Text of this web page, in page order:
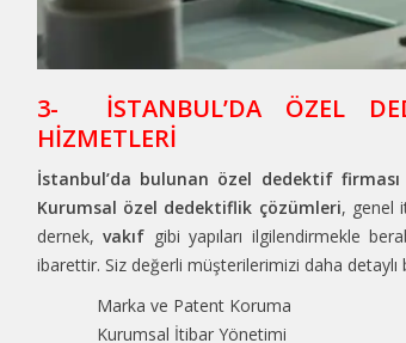
3- İSTANBUL’DA ÖZEL
HİZMETLERİ
İstanbul’da bulunan özel dedektif firması
Kurumsal özel dedektiflik çözümleri, genel
dernek,vakıf gibi yapıları ilgilendirmekle
ibarettir. Siz değerli müşterilerimizi daha detaylı
Marka ve Patent Koruma
Kurumsal İtibar Yönetimi